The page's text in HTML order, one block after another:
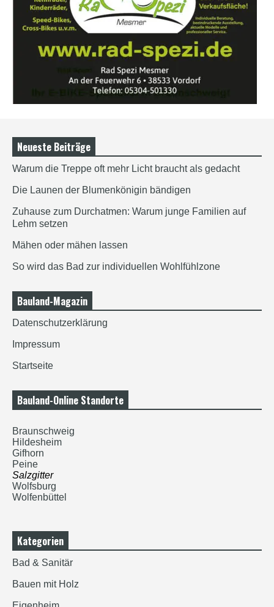
Neueste Beiträge
Warum die Treppe oft mehr Licht braucht als gedacht
Die Launen der Blumenkönigin bändigen
Zuhause zum Durchatmen: Warum junge Familien auf
Lehm setzen
Mähen oder mähen lassen
So wird das Bad zur individuellen Wohlfühlzone
Bauland-Magazin
Datenschutzerklärung
Impressum
Startseite
Bauland-Online Standorte
Braunschweig
Hildesheim
Gifhorn
Peine
Salzgitter
Wolfsburg
Wolfenbüttel
Kategorien
Bad & Sanitär
Bauen mit Holz